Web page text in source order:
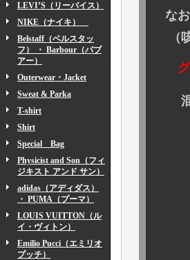
LEVI’S（リーバイス）
NIKE（ナイキ）
Belstaff（ベルスタッ
フ） ・ Barbour（バブ
アー）
Outerwear・Jacket
Sweat & Parka
T-shirt
Shirt
Special Bag
Physicist and Son（フィ
ジキスト アンド サン）
adidas（アディダス）
・ PUMA（プーマ）
LOUIS VUITTON（ル
イ・ヴィトン）
Emilio Pucci（エミリオ
プッチ）
なお
（咳
混雑
当
※注)